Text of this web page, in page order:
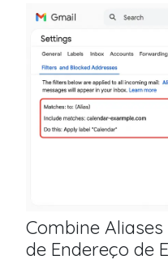
Combine
de Endereço de